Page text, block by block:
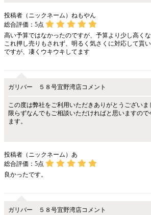
投稿者（ニックネーム）ねもやん
総合評価： 5点
高い予算ではなかったのですが、予算より少し高く
これ押し売りもされず、明るく気さくに対応して貰
ですが、凄くウキウキしてます
ガリバー ５８号宜野湾店コメント
この度は弊社をご利用いただきありがとうござい
限らずなんでもご相談いただければと思いますの
ます。
投稿者（ニックネーム）あ
総合評価： 5点
良かったです。
ガリバー ５８号宜野湾店コメント